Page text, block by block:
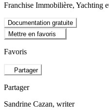
Franchise Immobilière, Yachting
Documentation gratuite
Mettre en favoris
Favoris
Partager
Partager
Sandrine Cazan, writer